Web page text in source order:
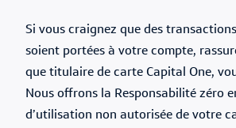
Si vous craignez que des
soient portées à votre compte,
que titulaire de carte Capital One,
Nous offrons la Responsabilité zéro
d’utilisation non autorisée de votre